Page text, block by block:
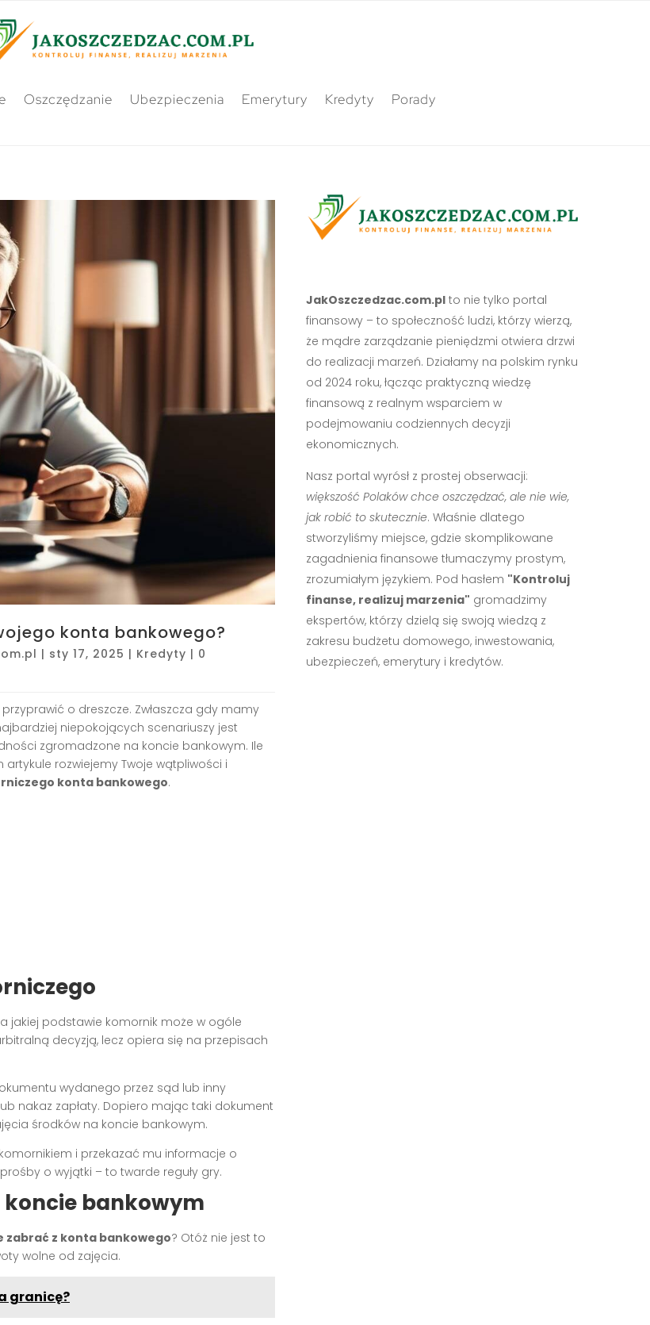
Oszczędzanie Ubezpieczenia Emerytury Kredyty Porady
konta bankowego?
| sty 17, 2025 | Kredyty | 0
o dreszcze. Zwłaszcza gdy mamy
niepokojących scenariuszy jest
zgromadzone na koncie bankowym. Ile
rozwiejemy Twoje wątpliwości i
konta bankowego.
jakiej podstawie komornik może w ogóle
decyzją, lecz opiera się na przepisach
wydanego przez sąd lub inny
nakaz zapłaty. Dopiero mając taki dokument
środków na koncie bankowym.
i przekazać mu informacje o
o wyjątki – to twarde reguły gry.
bankowym
zabrać z konta bankowego? Otóż nie jest to
wolne od zajęcia.
granicę?
JakOszczedzac.com.plto nie tylko portal
finansowy – to społeczność ludzi, którzy wierzą,
że mądre zarządzanie pieniędzmi otwiera drzwi
do realizacji marzeń. Działamy na polskim rynku
od 2024 roku, łącząc praktyczną wiedzę
finansową z realnym wsparciem w
podejmowaniu codziennych decyzji
ekonomicznych.
Nasz portal wyrósł z prostej obserwacji:
większość Polaków chce oszczędzać, ale nie wie,
jak robić to skutecznie. Właśnie dlatego
stworzyliśmy miejsce, gdzie skomplikowane
zagadnienia finansowe tłumaczymy prostym,
zrozumiałym językiem. Pod hasłem "Kontroluj
finanse, realizuj marzenia" gromadzimy
ekspertów, którzy dzielą się swoją wiedzą z
zakresu budżetu domowego, inwestowania,
ubezpieczeń, emerytury i kredytów.